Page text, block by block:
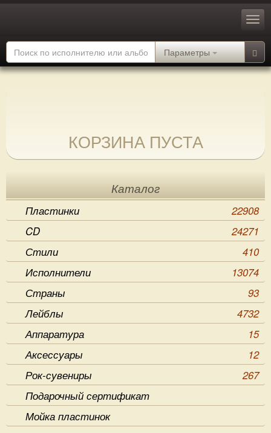
Параметры
КОРЗИНА ПУСТА
Каталог
Пластинки
22908
CD
24271
Стили
410
Исполнители
13074
Страны
93
Лейблы
4732
Аппаратура
15
Аксессуары
12
Рок-сувениры
267
Подарочный сертификат
Мойка пластинок